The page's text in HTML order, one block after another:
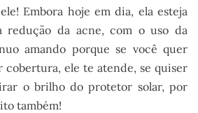
Embora hoje em dia, ela esteja
redução da acne, com o uso da
amando porque se você quer
cobertura, ele te atende, se quiser
o brilho do protetor solar, por
também!